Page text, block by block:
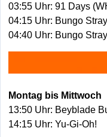
03:55 Uhr: 91 Days
04:15 Uhr: Bungo
04:40 Uhr: Bungo
Montag bis Mittwoch
13:50 Uhr: Beyblade
14:15 Uhr: Yu-Gi-Oh!